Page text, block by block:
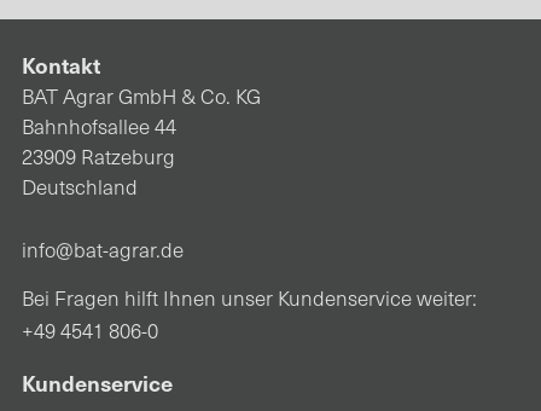
Kontakt
BAT Agrar GmbH & Co. KG
Bahnhofsallee 44
23909 Ratzeburg
Deutschland
info@bat-agrar.de
Bei Fragen hilft Ihnen unser Kundenservice weiter:
+49 4541 806-0
Kundenservice